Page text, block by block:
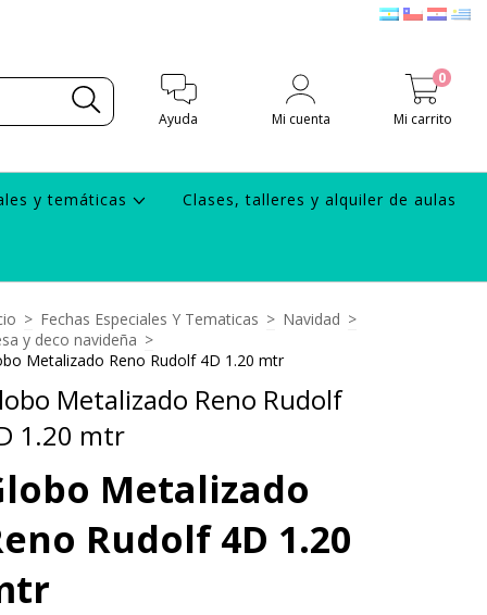
Ayuda Mi cuenta Mi carrito
0
y temáticas Clases, talleres y alquiler de aulas
> Fechas Especiales Y Tematicas > Navidad >
y deco navideña >
Metalizado Reno Rudolf 4D 1.20 mtr
Metalizado Reno Rudolf
1.20 mtr
Metalizado
Rudolf 4D 1.20